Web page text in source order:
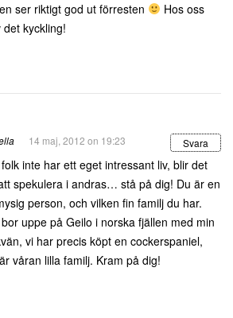
ser riktigt god ut förresten
Hos oss
det kyckling!
14 maj, 2012 on 19:23 Svara
inte har ett eget intressant liv, blir det
spekulera i andras… stå på dig! Du är en
person, och vilken fin familj du har.
uppe på Geilo i norska fjällen med min
vi har precis köpt en cockerspaniel,
våran lilla familj. Kram på dig!